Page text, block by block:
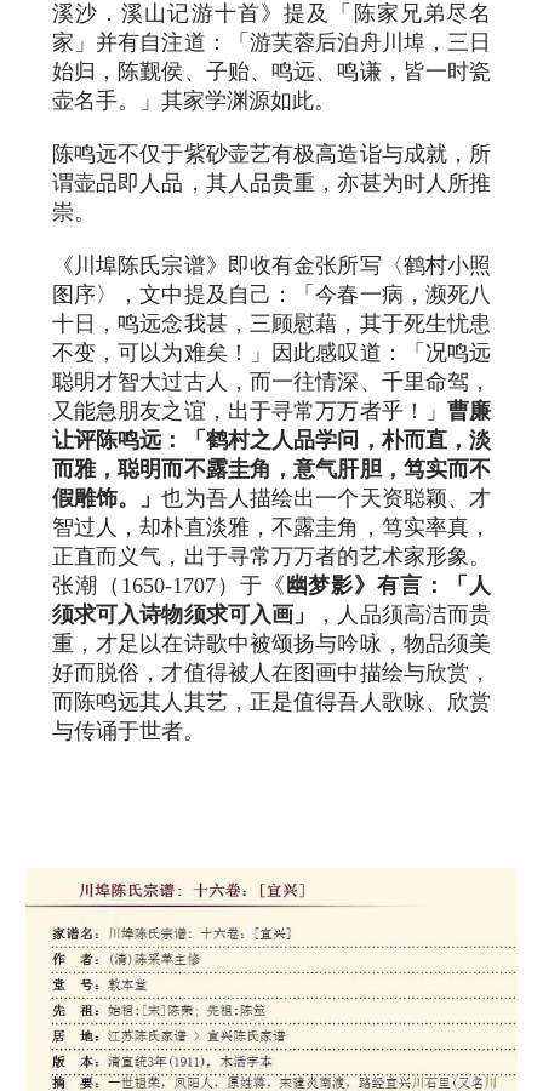
溪沙．溪山记游十首》提及「陈家兄弟尽名
家」并有自注道：「游芙蓉后泊舟川埠，三日
始归，陈觐侯、子贻、鸣远、鸣谦，皆一时瓷
壶名手。」其家学渊源如此。
陈鸣远不仅于紫砂壶艺有极高造诣与成就，所
谓壶品即人品，其人品贵重，亦甚为时人所推
崇。
《川埠陈氏宗谱》即收有金张所写〈鹤村小照
图序〉，文中提及自己：「今春一病，濒死八
十日，鸣远念我甚，三顾慰藉，其于死生忧患
不变，可以为难矣！」因此感叹道：「况鸣远
聪明才智大过古人，而一往情深、千里命驾，
又能急朋友之谊，出于寻常万万者乎！」曹廉
让评陈鸣远：「鹤村之人品学问，朴而直，淡
而雅，聪明而不露圭角，意气肝胆，笃实而不
假雕饰。」也为吾人描绘出一个天资聪颖、才
智过人，却朴直淡雅，不露圭角，笃实率真，
正直而义气，出于寻常万万者的艺术家形象。
张潮（1650-1707）于《 幽梦影》有言：「人
须求可入诗物须求可入画」
，人品须高洁而贵
重，才足以在诗歌中被颂扬与吟咏，物品须美
好而脱俗，才值得被人在图画中描绘与欣赏，
而陈鸣远其人其艺，正是值得吾人歌咏、欣赏
与传诵于世者。